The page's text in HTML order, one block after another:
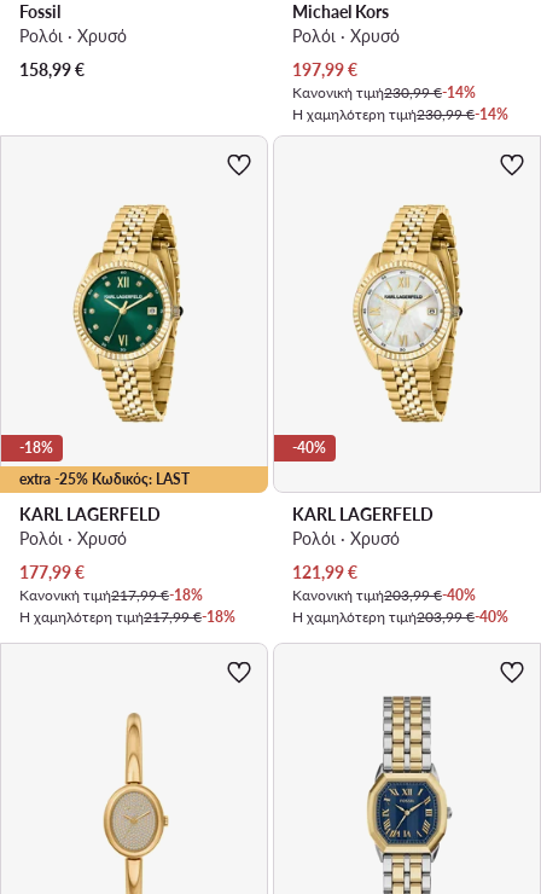
Fossil
Ρολόι · Χρυσό
158,99€
Michael Kors
Ρολόι · Χρυσό
Τρέχουσα τιμή
197,99€
Κανονική τιμή230,99 €-14%
Η χαμηλότερη τιμή230,99 €-14%
extra -25% Κωδικός: LAST
-18%
KARL LAGERFELD
Ρολόι · Χρυσό
Τρέχουσα τιμή
177,99€
Κανονική τιμή217,99 €-18%
Η χαμηλότερη τιμή217,99 €-18%
-40%
KARL LAGERFELD
Ρολόι · Χρυσό
Τρέχουσα τιμή
121,99€
Κανονική τιμή203,99 €-40%
Η χαμηλότερη τιμή203,99 €-40%